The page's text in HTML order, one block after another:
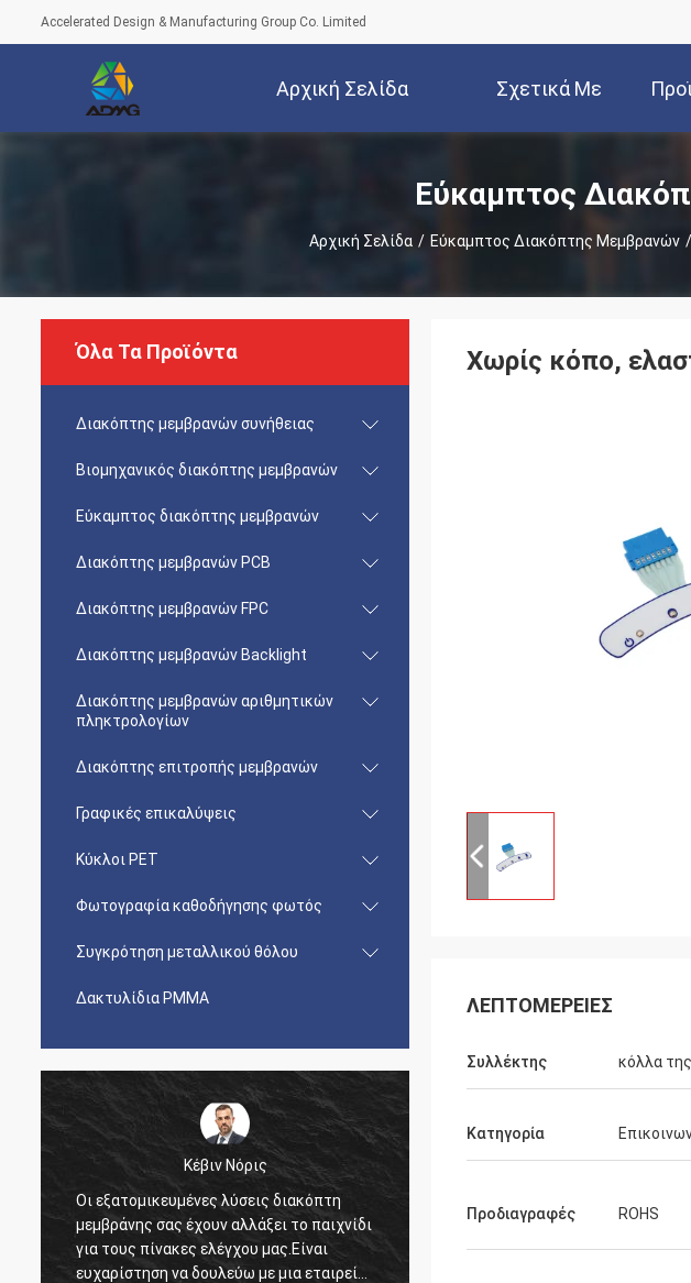
Accelerated Design & Manufacturing Group Co. Limited
Αρχική Σελίδα Σχετικά Με
Εμάς
Εύκαμπτος
Αρχική Σελίδα / Εύκαμπτος Διακόπτης Μεμβρανών /
Όλα Τα Προϊόντα
Διακόπτης μεμβρανών συνήθειας
Βιομηχανικός διακόπτης μεμβρανών
Εύκαμπτος διακόπτης μεμβρανών
Διακόπτης μεμβρανών PCB
Διακόπτης μεμβρανών FPC
Διακόπτης μεμβρανών Backlight
Διακόπτης μεμβρανών αριθμητικών
πληκτρολογίων
Διακόπτης επιτροπής μεμβρανών
Γραφικές επικαλύψεις
Κύκλοι PET
Φωτογραφία καθοδήγησης φωτός
Συγκρότηση μεταλλικού θόλου
Δακτυλίδια PMMA
Κέβιν Νόρις
Οι εξατομικευμένες λύσεις διακόπτη
μεμβράνης σας έχουν αλλάξει το παιχνίδι
για τους πίνακες ελέγχου μας.Είναι
ευχαρίστηση να δουλεύω με μια εταιρεία
Ρέιτσελ Στέρλινγκ
για την εξαιρετική εξυπηρέτηση
που παρέχει η ομάδα
Χωρίς κόπο,
ΛΕΠΤΟΜΈΡΕΙΕΣ
Συλλέκτης κόλλα
Κατηγορία
Προδιαγραφές ROHS